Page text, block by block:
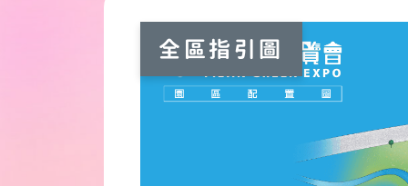
全區指引圖